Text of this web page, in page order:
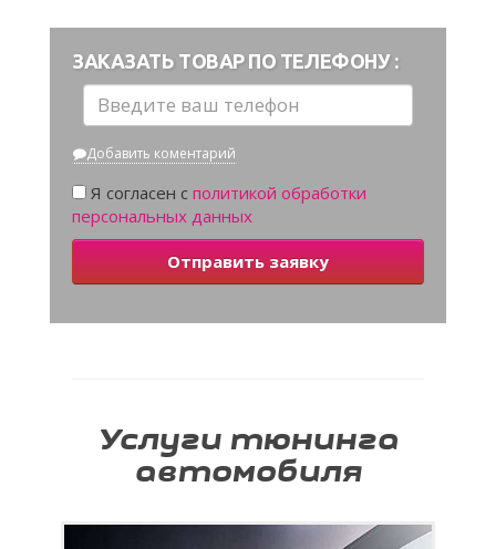
ЗАКАЗАТЬ ТОВАР ПО ТЕЛЕФОНУ :
Добавить коментарий
Я согласен с политикой обработки
персональных данных
Отправить заявку
Услуги тюнинга
автомобиля